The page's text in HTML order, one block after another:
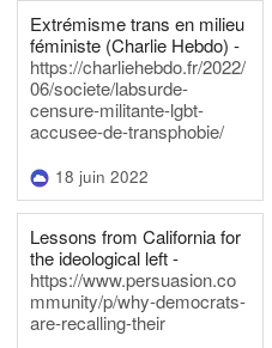
Extrémisme trans en milieu
féministe (Charlie Hebdo) -
https://charliehebdo.fr/2022/
06/societe/labsurde-
censure-militante-lgbt-
accusee-de-transphobie/
18 juin 2022
Lessons from California for
the ideological left -
https://www.persuasion.co
mmunity/p/why-democrats-
are-recalling-their